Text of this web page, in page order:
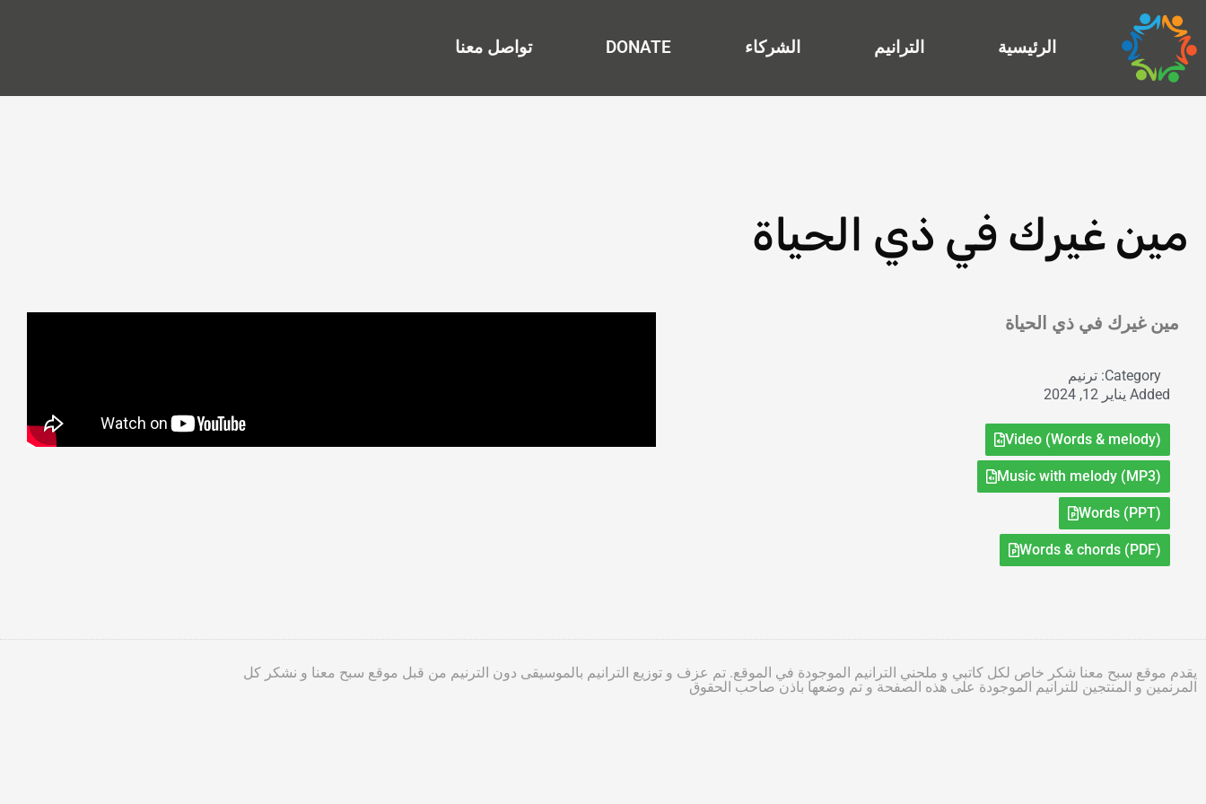
إلى
المحتوى
الرئيسية الترانيم الشركاء DONATE تواصل معنا
مين غيرك في ذي الحياة
مين غيرك في ذي الحياة
Category: ترنيم
Added يناير 12, 2024
Video (Words & melody)
Music with melody (MP3)
Words (PPT)
Words & chords (PDF)
يقدم موقع سبح معنا شكر خاص لكل كاتبي و ملحني الترانيم الموجودة في الموقع. تم عزف و توزيع الترانيم بالموسيقى دون الترنيم من قبل موقع سبح معنا و نشكر كل
المرنمين و المنتجين للترانيم الموجودة على هذه الصفحة و تم وضعها باذن صاحب الحقوق